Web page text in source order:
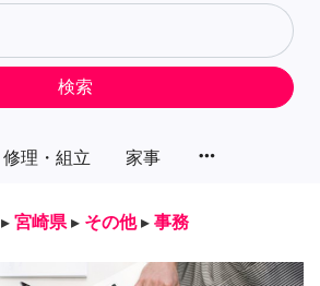
修理・組立 家事 more_horiz
検索
▸ 宮崎県 ▸ その他 ▸ 事務